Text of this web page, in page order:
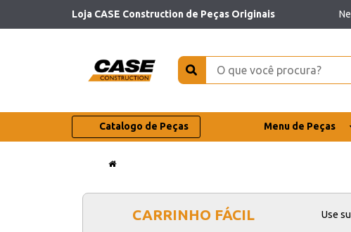
Loja CASE Construction de Peças Originais
Catalogo de Peças Menu de Peças
CARRINHO FÁCIL Use